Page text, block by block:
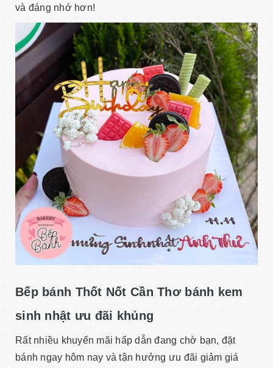
và đáng nhớ hơn!
Bếp bánh Thốt Nốt Cần Thơ bánh kem
sinh nhật ưu đãi khủng
Rất nhiều khuyến mãi hấp dẫn đang chờ bạn, đặt
bánh ngay hôm nay và tận hưởng ưu đãi giảm giá